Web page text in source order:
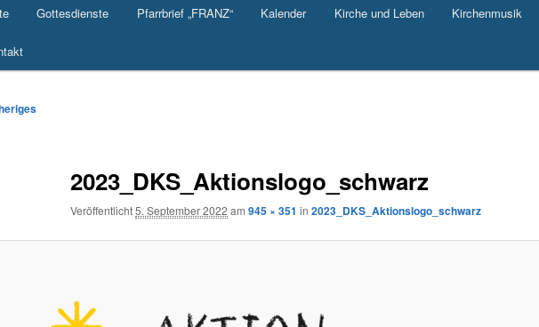
Gottesdienste Pfarrbrief „FRANZ“ Kalender Kirche und Leben Kirchenmusik
2023_DKS_Aktionslogo_schwarz
Veröffentlicht5. September 2022 am945 × 351 in2023_DKS_Aktionslogo_schwarz